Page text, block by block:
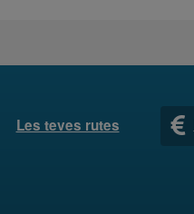
Les teves rutes